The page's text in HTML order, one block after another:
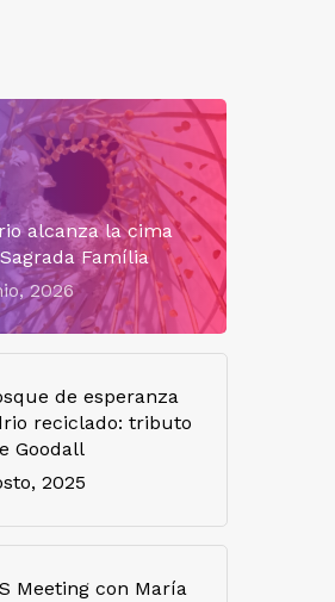
alcanza la cima
Família
2026
de esperanza
reciclado: tributo
Goodall
2025
Meeting con María